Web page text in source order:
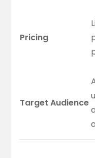
Pricing
Target Audience